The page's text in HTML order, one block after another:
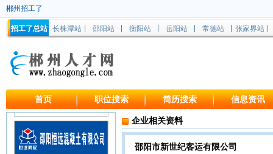
郴州招工了
招工了总站 长株潭站 邵阳站 衡阳站 岳阳站 常德站 张家界站
首页 职位搜索 简历搜索 信息资讯
企业相关资料
邵阳市新世纪客运有限公司